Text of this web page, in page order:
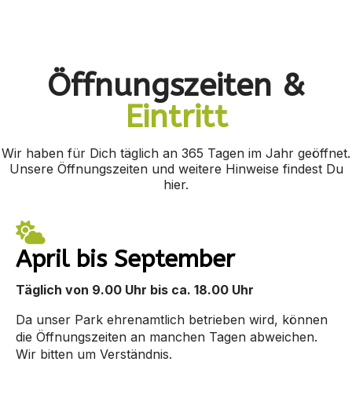
Öffnungszeiten &
Eintritt
Wir haben für Dich täglich an 365 Tagen im Jahr geöffnet.
Unsere Öffnungszeiten und weitere Hinweise findest Du
hier.
April bis September
Täglich von 9.00 Uhr bis ca. 18.00 Uhr
Da unser Park ehrenamtlich betrieben wird, können
die Öffnungszeiten an manchen Tagen abweichen.
Wir bitten um Verständnis.